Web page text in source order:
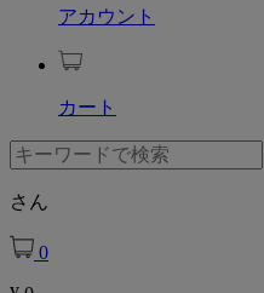
アカウント
カート
さん
0